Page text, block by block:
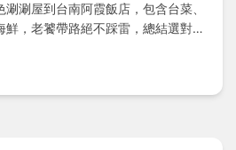
涮屋到台南阿霞飯店，包含台菜、
，老饕帶路絕不踩雷，總結選對秘